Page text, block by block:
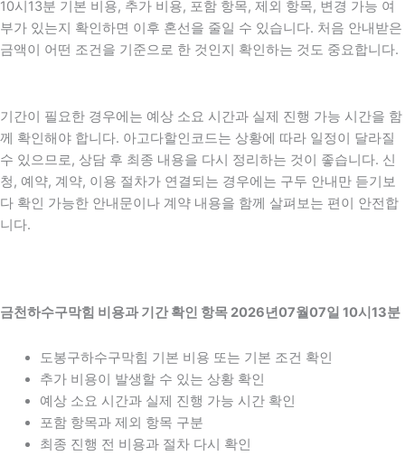
10시13분 기본 비용, 추가 비용, 포함 항목, 제외 항목, 변경 가능 여
부가 있는지 확인하면 이후 혼선을 줄일 수 있습니다. 처음 안내받은
금액이 어떤 조건을 기준으로 한 것인지 확인하는 것도 중요합니다.
기간이 필요한 경우에는 예상 소요 시간과 실제 진행 가능 시간을 함
께 확인해야 합니다. 아고다할인코드는 상황에 따라 일정이 달라질
수 있으므로, 상담 후 최종 내용을 다시 정리하는 것이 좋습니다. 신
청, 예약, 계약, 이용 절차가 연결되는 경우에는 구두 안내만 듣기보
다 확인 가능한 안내문이나 계약 내용을 함께 살펴보는 편이 안전합
니다.
금천하수구막힘 비용과 기간 확인 항목 2026년07월07일 10시13분
도봉구하수구막힘 기본 비용 또는 기본 조건 확인
추가 비용이 발생할 수 있는 상황 확인
예상 소요 시간과 실제 진행 가능 시간 확인
포함 항목과 제외 항목 구분
최종 진행 전 비용과 절차 다시 확인